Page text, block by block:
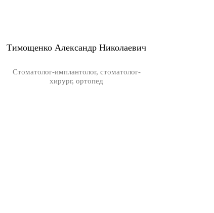
Тимощенко Александр Николаевич
Стоматолог-имплантолог, стоматолог-
хирург, ортопед